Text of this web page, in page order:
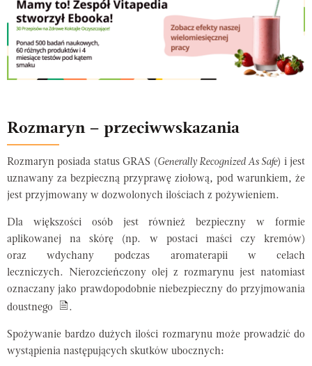
Rozmaryn – przeciwwskazania
Rozmaryn posiada status GRAS (Generally Recognized As Safe) i jest
uznawany za bezpieczną przyprawę ziołową, pod warunkiem, że
jest przyjmowany w dozwolonych ilościach z pożywieniem.
Dla większości osób jest również bezpieczny w formie
aplikowanej na skórę (np. w postaci maści czy kremów)
oraz wdychany podczas aromaterapii w celach
leczniczych. Nierozcieńczony olej z rozmarynu jest natomiast
oznaczany jako prawdopodobnie niebezpieczny do przyjmowania
doustnego
.
Spożywanie bardzo dużych ilości rozmarynu może prowadzić do
wystąpienia następujących skutków ubocznych: